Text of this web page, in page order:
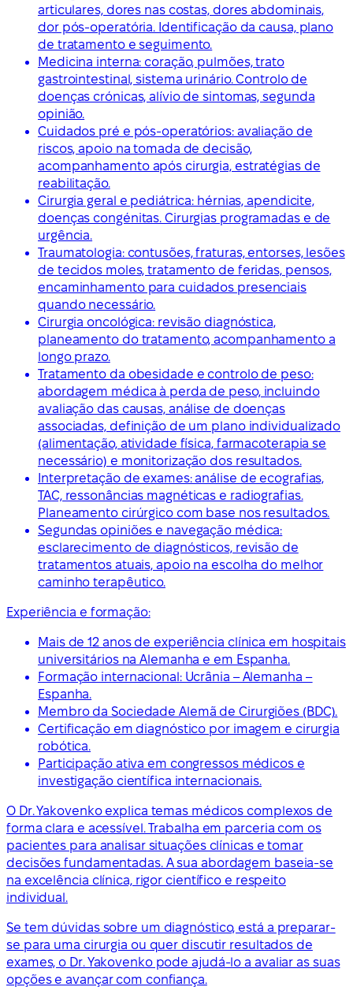
articulares, dores nas costas, dores abdominais,
dor pós-operatória. Identificação da causa, plano
de tratamento e seguimento.
Medicina interna: coração, pulmões, trato
gastrointestinal, sistema urinário. Controlo de
doenças crónicas, alívio de sintomas, segunda
opinião.
Cuidados pré e pós-operatórios: avaliação de
riscos, apoio na tomada de decisão,
acompanhamento após cirurgia, estratégias de
reabilitação.
Cirurgia geral e pediátrica: hérnias, apendicite,
doenças congénitas. Cirurgias programadas e de
urgência.
Traumatologia: contusões, fraturas, entorses, lesões
de tecidos moles, tratamento de feridas, pensos,
encaminhamento para cuidados presenciais
quando necessário.
Cirurgia oncológica: revisão diagnóstica,
planeamento do tratamento, acompanhamento a
longo prazo.
Tratamento da obesidade e controlo de peso:
abordagem médica à perda de peso, incluindo
avaliação das causas, análise de doenças
associadas, definição de um plano individualizado
(alimentação, atividade física, farmacoterapia se
necessário) e monitorização dos resultados.
Interpretação de exames: análise de ecografias,
TAC, ressonâncias magnéticas e radiografias.
Planeamento cirúrgico com base nos resultados.
Segundas opiniões e navegação médica:
esclarecimento de diagnósticos, revisão de
tratamentos atuais, apoio na escolha do melhor
caminho terapêutico.
Experiência e formação:
Mais de 12 anos de experiência clínica em hospitais
universitários na Alemanha e em Espanha.
Formação internacional: Ucrânia – Alemanha –
Espanha.
Membro da Sociedade Alemã de Cirurgiões (BDC).
Certificação em diagnóstico por imagem e cirurgia
robótica.
Participação ativa em congressos médicos e
investigação científica internacionais.
O Dr. Yakovenko explica temas médicos complexos de
forma clara e acessível. Trabalha em parceria com os
pacientes para analisar situações clínicas e tomar
decisões fundamentadas. A sua abordagem baseia-se
na excelência clínica, rigor científico e respeito
individual.
Se tem dúvidas sobre um diagnóstico, está a preparar-
se para uma cirurgia ou quer discutir resultados de
exames, o Dr. Yakovenko pode ajudá-lo a avaliar as suas
opções e avançar com confiança.